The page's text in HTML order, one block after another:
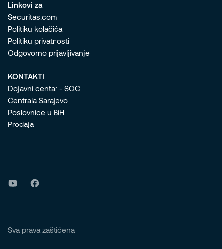
Linkovi za
Securitas.com
Politiku kolačića
Politiku privatnosti
Odgovorno prijavljivanje
KONTAKTI
Dojavni centar - SOC
Centrala Sarajevo
Poslovnice u BiH
Prodaja
Sva prava zaštićena